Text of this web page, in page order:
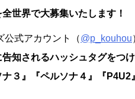
世界で大募集いたします！
公式アカウント（@p_kouhou
告知されるハッシュタグをつ
３』『ペルソナ４』『P4U2